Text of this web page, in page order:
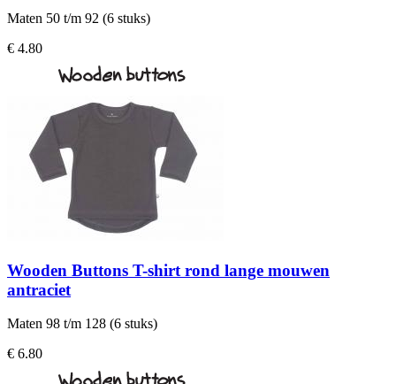
Maten 50 t/m 92 (6 stuks)
€ 4.80
Wooden Buttons T-shirt rond lange mouwen
antraciet
Maten 98 t/m 128 (6 stuks)
€ 6.80